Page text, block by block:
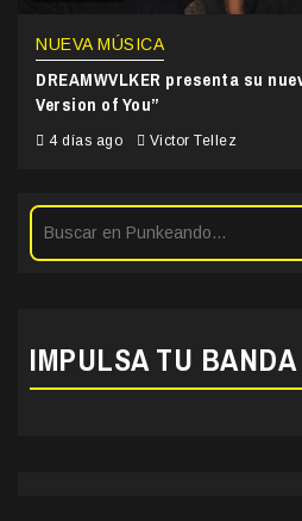
NUEVA MÚSICA
DREAMWVLKER presenta su
Version of You”
4 días ago Victor Tellez
IMPULSA TU BANDA